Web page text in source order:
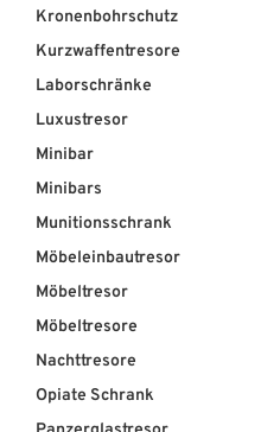
Kronenbohrschutz
Kurzwaffentresore
Laborschränke
Luxustresor
Minibar
Minibars
Munitionsschrank
Möbeleinbautresor
Möbeltresor
Möbeltresore
Nachttresore
Opiate Schrank